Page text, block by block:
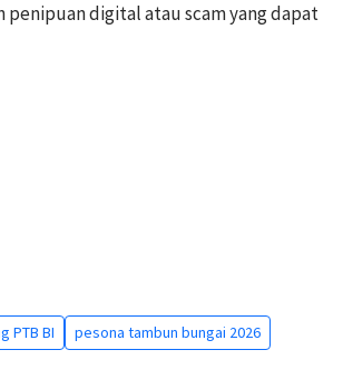
penipuan digital atau scam yang dapat
PTB BI pesona tambun bungai 2026